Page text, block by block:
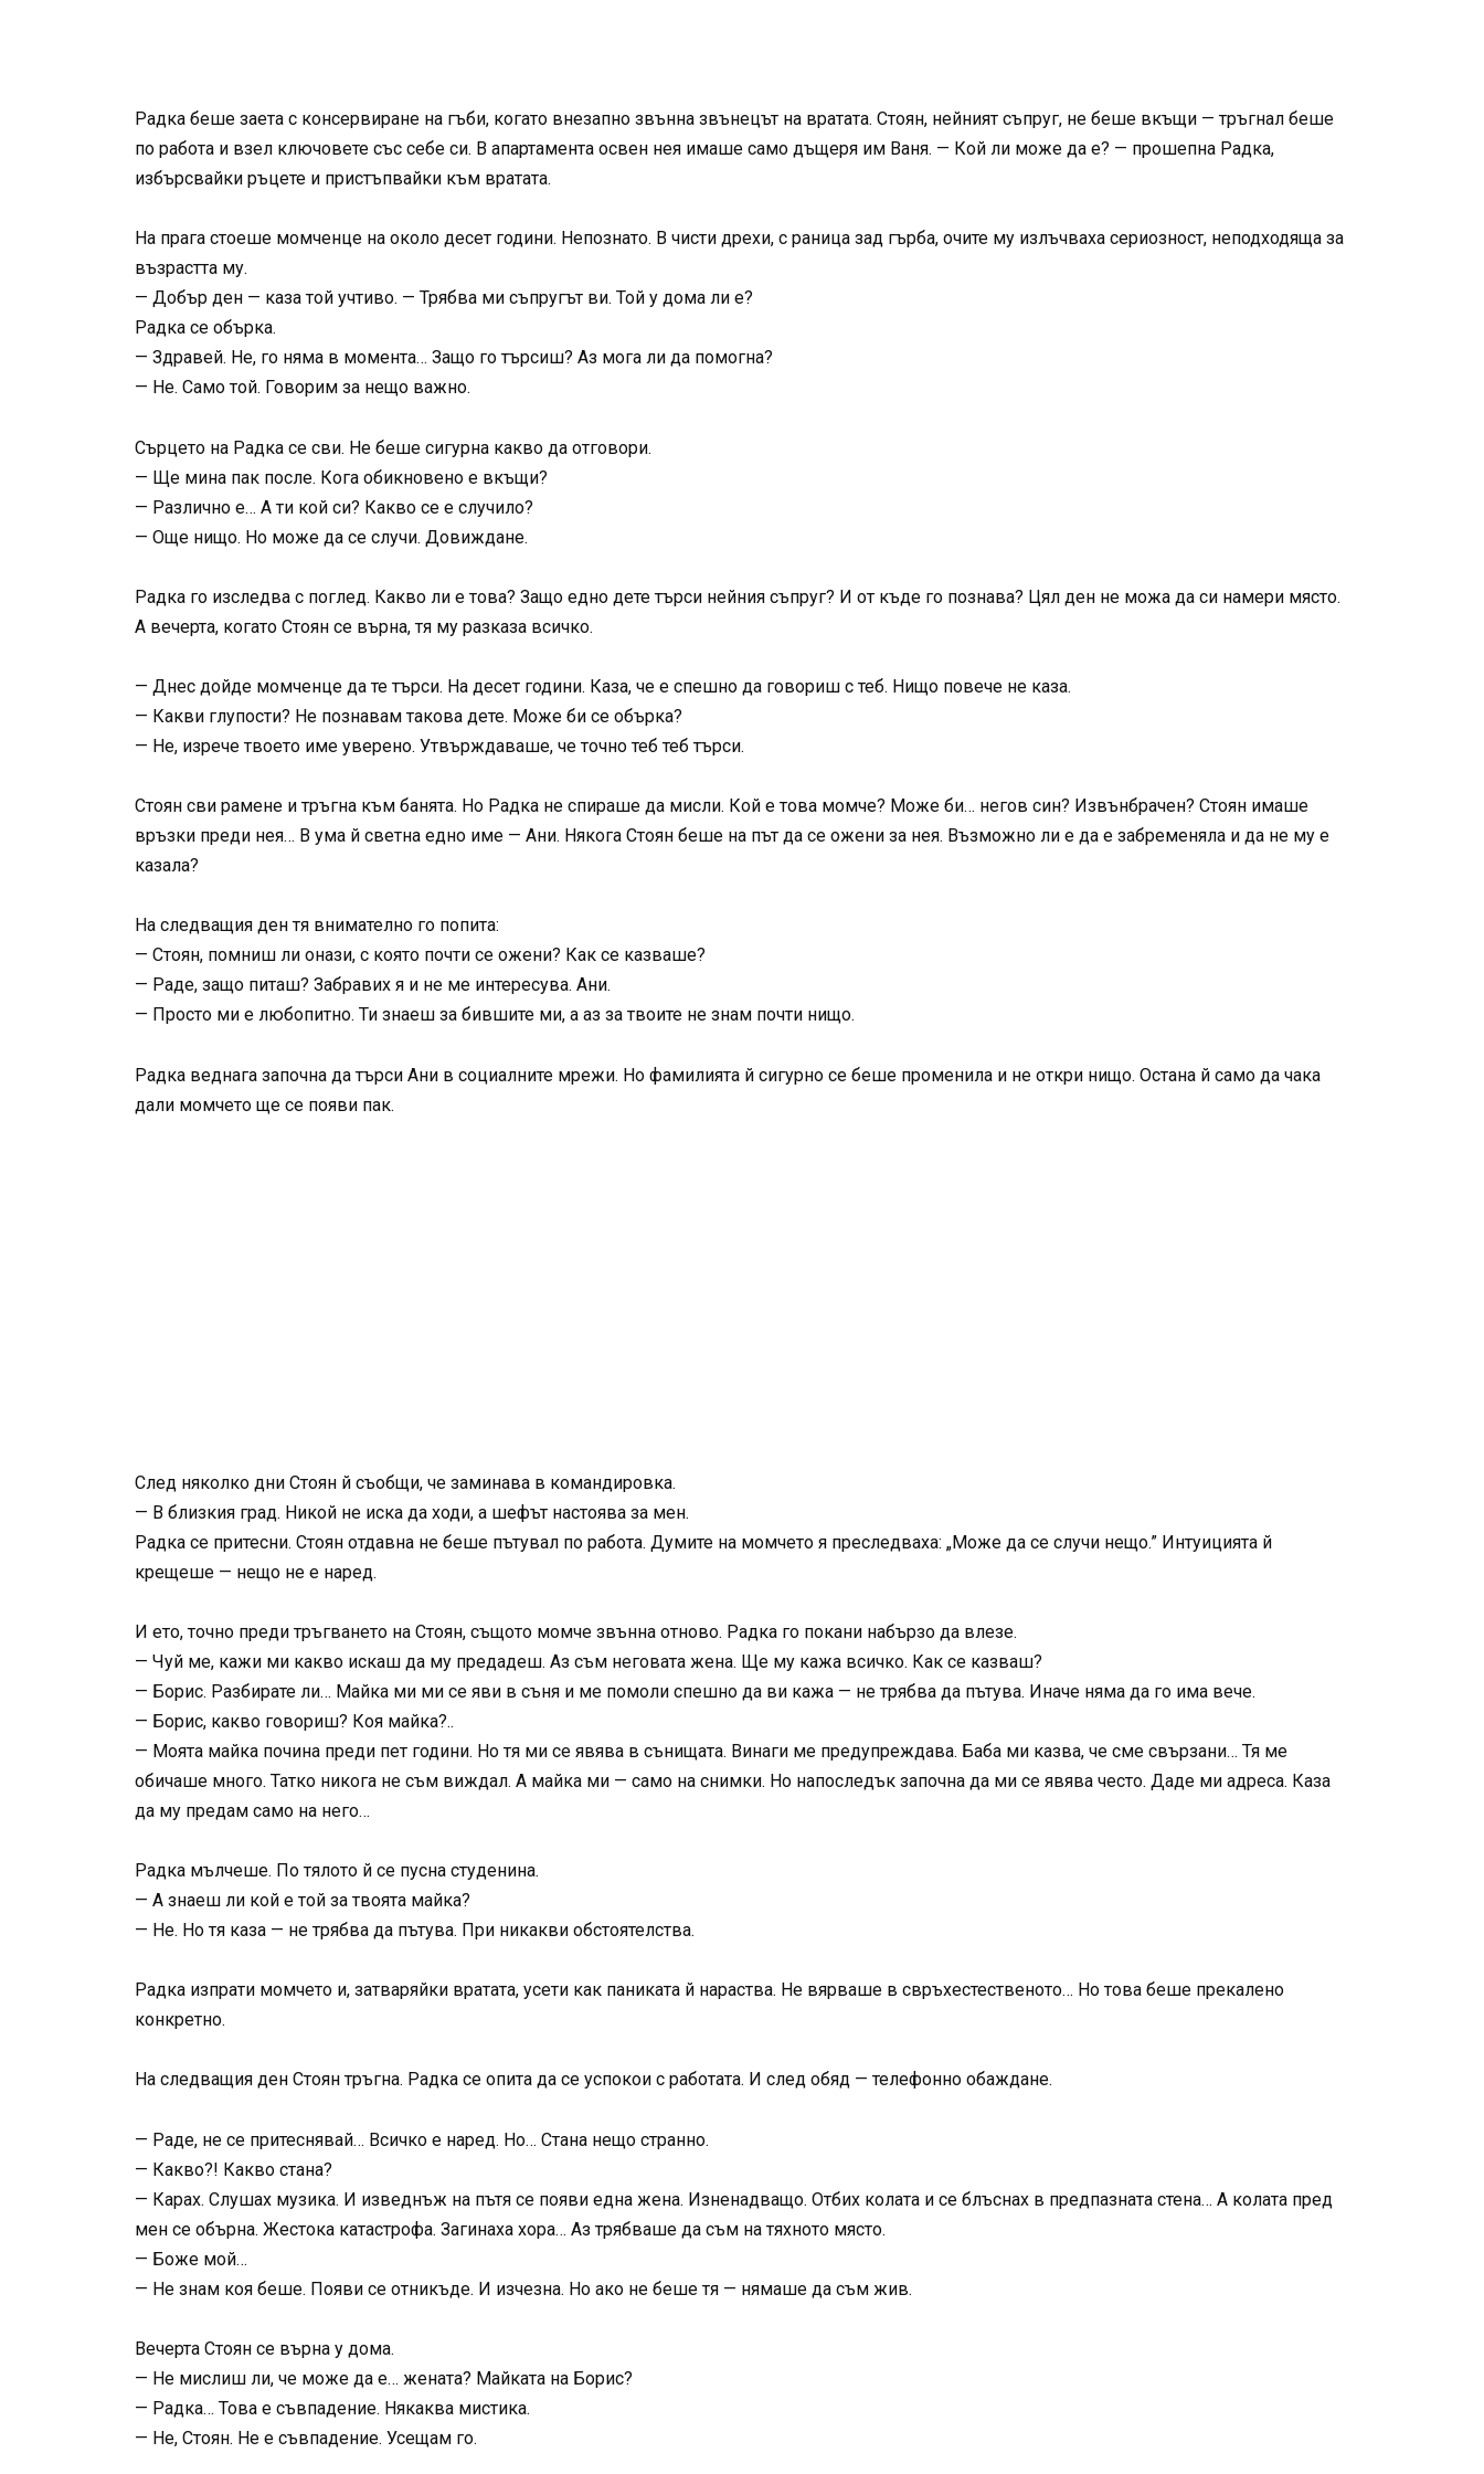
Радка беше заета с консервиране на гъби, когато внезапно звънна звънецът на вратата. Стоян, нейният съпруг, не беше вкъщи — тръгнал беше
по работа и взел ключовете със себе си. В апартамента освен нея имаше само дъщеря им Ваня. — Кой ли може да е? — прошепна Радка,
избърсвайки ръцете и пристъпвайки към вратата.
На прага стоеше момченце на около десет години. Непознато. В чисти дрехи, с раница зад гърба, очите му излъчваха сериозност, неподходяща за
възрастта му.
— Добър ден — каза той учтиво. — Трябва ми съпругът ви. Той у дома ли е?
Радка се обърка.
— Здравей. Не, го няма в момента… Защо го търсиш? Аз мога ли да помогна?
— Не. Само той. Говорим за нещо важно.
Сърцето на Радка се сви. Не беше сигурна какво да отговори.
— Ще мина пак после. Кога обикновено е вкъщи?
— Различно е… А ти кой си? Какво се е случило?
— Още нищо. Но може да се случи. Довиждане.
Радка го изследва с поглед. Какво ли е това? Защо едно дете търси нейния съпруг? И от къде го познава? Цял ден не можа да си намери място.
А вечерта, когато Стоян се върна, тя му разказа всичко.
— Днес дойде момченце да те търси. На десет години. Каза, че е спешно да говориш с теб. Нищо повече не каза.
— Какви глупости? Не познавам такова дете. Може би се обърка?
— Не, изрече твоето име уверено. Утвърждаваше, че точно теб теб търси.
Стоян сви рамене и тръгна към банята. Но Радка не спираше да мисли. Кой е това момче? Може би… негов син? Извънбрачен? Стоян имаше
връзки преди нея… В ума й светна едно име — Ани. Някога Стоян беше на път да се ожени за нея. Възможно ли е да е забременяла и да не му е
казала?
На следващия ден тя внимателно го попита:
— Стоян, помниш ли онази, с която почти се ожени? Как се казваше?
— Раде, защо питаш? Забравих я и не ме интересува. Ани.
— Просто ми е любопитно. Ти знаеш за бившите ми, а аз за твоите не знам почти нищо.
Радка веднага започна да търси Ани в социалните мрежи. Но фамилията й сигурно се беше променила и не откри нищо. Остана й само да чака
дали момчето ще се появи пак.
След няколко дни Стоян й съобщи, че заминава в командировка.
— В близкия град. Никой не иска да ходи, а шефът настоява за мен.
Радка се притесни. Стоян отдавна не беше пътувал по работа. Думите на момчето я преследваха: „Може да се случи нещо.” Интуицията й
крещеше — нещо не е наред.
И ето, точно преди тръгването на Стоян, същото момче звънна отново. Радка го покани набързо да влезе.
— Чуй ме, кажи ми какво искаш да му предадеш. Аз съм неговата жена. Ще му кажа всичко. Как се казваш?
— Борис. Разбирате ли… Майка ми ми се яви в съня и ме помоли спешно да ви кажа — не трябва да пътува. Иначе няма да го има вече.
— Борис, какво говориш? Коя майка?..
— Моята майка почина преди пет години. Но тя ми се явява в сънищата. Винаги ме предупреждава. Баба ми казва, че сме свързани… Тя ме
обичаше много. Татко никога не съм виждал. А майка ми — само на снимки. Но напоследък започна да ми се явява често. Даде ми адреса. Каза
да му предам само на него…
Радка мълчеше. По тялото й се пусна студенина.
— А знаеш ли кой е той за твоята майка?
— Не. Но тя каза — не трябва да пътува. При никакви обстоятелства.
Радка изпрати момчето и, затваряйки вратата, усети как паниката й нараства. Не вярваше в свръхестественото… Но това беше прекалено
конкретно.
На следващия ден Стоян тръгна. Радка се опита да се успокои с работата. И след обяд — телефонно обаждане.
— Раде, не се притеснявай… Всичко е наред. Но… Стана нещо странно.
— Какво?! Какво стана?
— Карах. Слушах музика. И изведнъж на пътя се появи една жена. Изненадващо. Отбих колата и се блъснах в предпазната стена… А колата пред
мен се обърна. Жестока катастрофа. Загинаха хора… Аз трябваше да съм на тяхното място.
— Боже мой…
— Не знам коя беше. Появи се отникъде. И изчезна. Но ако не беше тя — нямаше да съм жив.
Вечерта Стоян се върна у дома.
— Не мислиш ли, че може да е… жената? Майката на Борис?
— Радка… Това е съвпадение. Някаква мистика.
— Не, Стоян. Не е съвпадение. Усещам го.